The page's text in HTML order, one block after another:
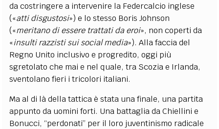
da costringere a intervenire la Federcalcio inglese
(«atti disgustosi») e lo stesso Boris Johnson
(«meritano di essere trattati da eroi», non coperti da
«insulti razzisti sui social media»). Alla faccia del
Regno Unito inclusivo e progredito, oggi più
sgretolato che mai e nel quale, tra Scozia e Irlanda,
sventolano fieri i tricolori italiani.
Ma al di là della tattica è stata una finale, una partita
appunto da uomini forti. Una battaglia da Chiellini e
Bonucci, “perdonati” per il loro juventinismo radicale